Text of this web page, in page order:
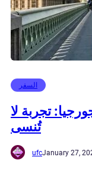
السفر
تجربة لا
تُنسى
ufcJanuary 27,